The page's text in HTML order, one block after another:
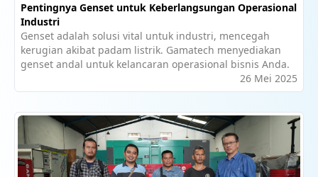
Pentingnya Genset untuk Keberlangsungan Operasional
Industri
Genset adalah solusi vital untuk industri, mencegah
kerugian akibat padam listrik. Gamatech menyediakan
genset andal untuk kelancaran operasional bisnis Anda.
26 Mei 2025